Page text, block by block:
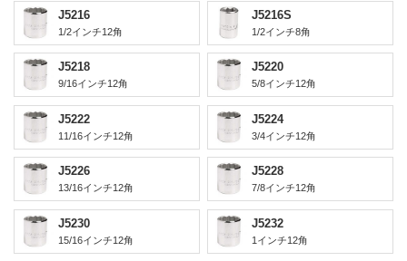
J5216
1/2インチ12角
J5216S
1/2インチ8角
J5218
9/16インチ12角
J5220
5/8インチ12角
J5222
11/16インチ12角
J5224
3/4インチ12角
J5226
13/16インチ12角
J5228
7/8インチ12角
J5230
15/16インチ12角
J5232
1インチ12角